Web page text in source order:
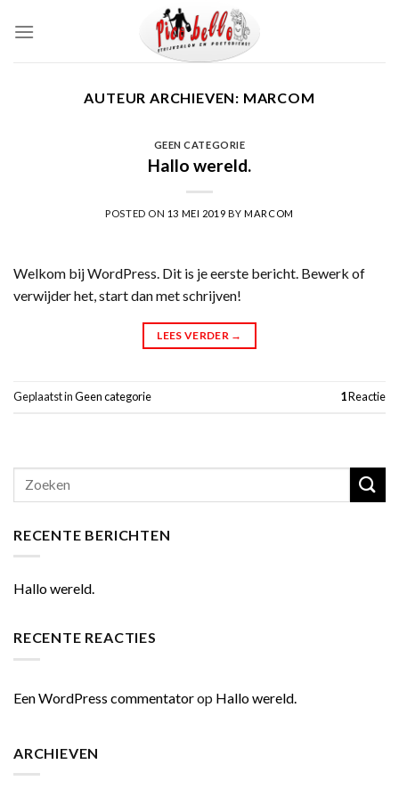
AUTEUR ARCHIEVEN: MARCOM
GEEN CATEGORIE
Hallo wereld.
POSTED ON 13 MEI 2019 BYMARCOM
Welkom bij WordPress. Dit is je eerste bericht. Bewerk of
verwijder het, start dan met schrijven!
LEES VERDER →
Geplaatst inGeen categorie 1Reactie
RECENTE BERICHTEN
Hallo wereld.
RECENTE REACTIES
Een WordPress commentatorop Hallo wereld.
ARCHIEVEN